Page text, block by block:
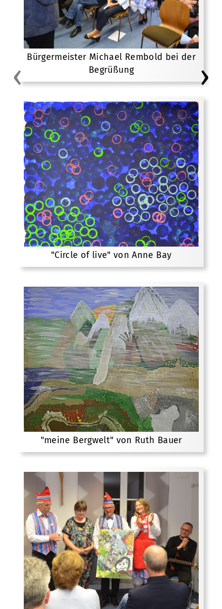
"Circle of live" von Anne Bay
"meine Bergwelt" von Ruth Bauer
Bürgermeister Michael Rembold bei der
Begrüßung
‹ ›